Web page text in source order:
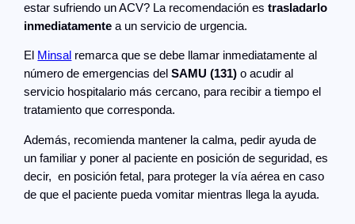
estar sufriendo un ACV? La recomendación estrasladarlo
inmediatamente a un servicio de urgencia.
El Minsal remarca que se debe llamar inmediatamente al
número de emergencias delSAMU (131) o acudir al
servicio hospitalario más cercano, para recibir a tiempo el
tratamiento que corresponda.
Además, recomienda mantener la calma, pedir ayuda de
un familiar y poner al paciente en posición de seguridad, es
decir, en posición fetal, para proteger la vía aérea en caso
de que el paciente pueda vomitar mientras llega la ayuda.